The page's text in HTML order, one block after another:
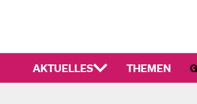
AKTUELLES THEMEN